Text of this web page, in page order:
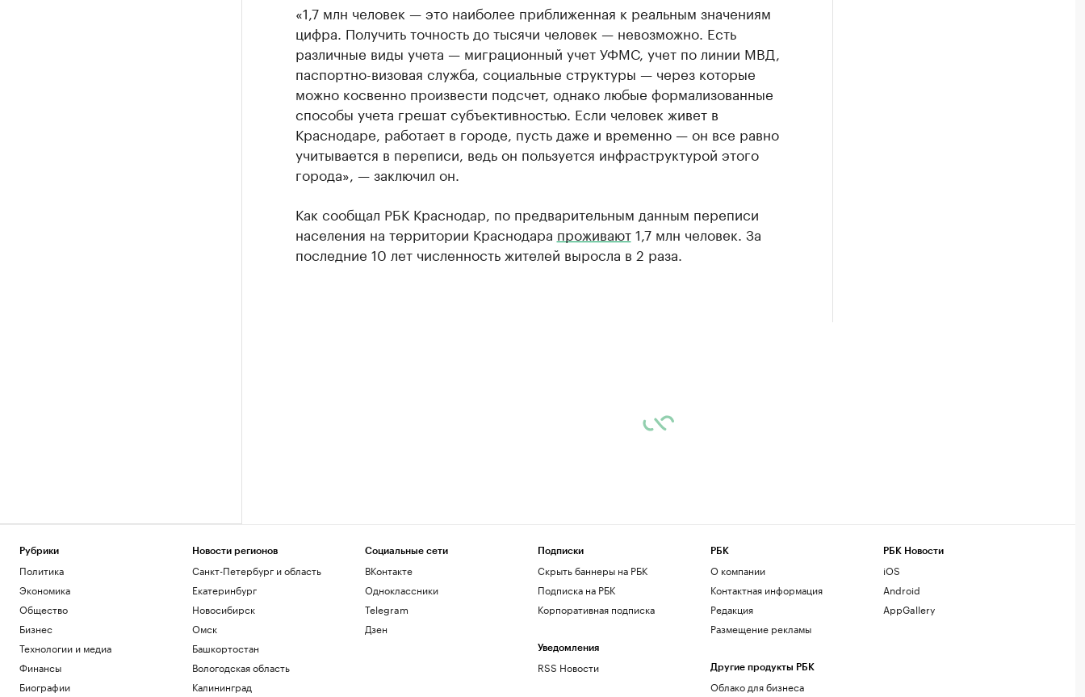
«1,7 млн человек — это наиболее приближенная к реальным значениям
цифра. Получить точность до тысячи человек — невозможно. Есть
различные виды учета — миграционный учет УФМС, учет по линии МВД,
паспортно-визовая служба, социальные структуры — через которые
можно косвенно произвести подсчет, однако любые формализованные
способы учета грешат субъективностью. Если человек живет в
Краснодаре, работает в городе, пусть даже и временно — он все равно
учитывается в переписи, ведь он пользуется инфраструктурой этого
города», — заключил он.
Как сообщал РБК Краснодар, по предварительным данным переписи
населения на территории Краснодара проживают1,7 млн человек. За
последние 10 лет численность жителей выросла в 2 раза.
Рубрики
Политика
Экономика
Общество
Бизнес
Технологии и медиа
Финансы
Биографии
Новости регионов
Санкт-Петербург и область
Екатеринбург
Новосибирск
Омск
Башкортостан
Вологодская область
Калининград
Социальные сети
ВКонтакте
Одноклассники
Telegram
Дзен
Подписки
Скрыть баннеры на РБК
Подписка на РБК
Корпоративная подписка
Уведомления
RSS Новости
РБК
О компании
Контактная информация
Редакция
Размещение рекламы
Другие продукты РБК
Облако для бизнеса
РБК Новости
iOS
Android
AppGallery